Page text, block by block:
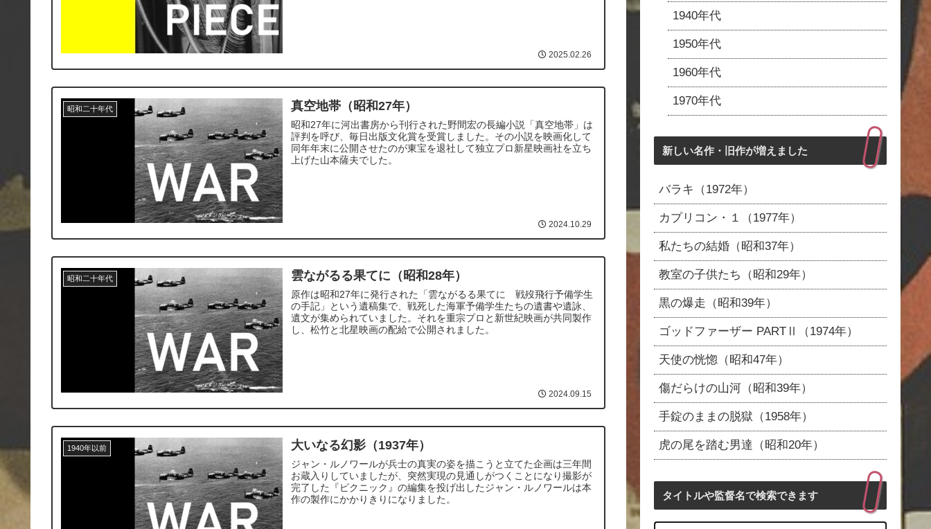
2025.02.26
昭和二十年代 真空地帯（昭和27年）
昭和27年に河出書房から刊行された野間宏の長編小説「真空地帯」は
評判を呼び、毎日出版文化賞を受賞しました。その小説を映画化して
同年年末に公開させたのが東宝を退社して独立プロ新星映画社を立ち
上げた山本薩夫でした。
2024.10.29
昭和二十年代 雲ながるる果てに（昭和28年）
原作は昭和27年に発行された「雲ながるる果てに 戦歿飛行予備学生
の手記」という遺稿集で、戦死した海軍予備学生たちの遺書や遺詠、
遺文が集められていました。それを重宗プロと新世紀映画が共同製作
し、松竹と北星映画の配給で公開されました。
2024.09.15
1940年以前 大いなる幻影（1937年）
ジャン・ルノワールが兵士の真実の姿を描こうと立てた企画は三年間
お蔵入りしていましたが、突然実現の見通しがつくことになり撮影が
完了した『ピクニック』の編集を投げ出したジャン・ルノワールは本
作の製作にかかりきりになりました。
1940年代
1950年代
1960年代
1970年代
新しい名作・旧作が増えました
バラキ（1972年）
カプリコン・１（1977年）
私たちの結婚（昭和37年）
教室の子供たち（昭和29年）
黒の爆走（昭和39年）
ゴッドファーザー PARTⅡ（1974年）
天使の恍惚（昭和47年）
傷だらけの山河（昭和39年）
手錠のままの脱獄（1958年）
虎の尾を踏む男達（昭和20年）
タイトルや監督名で検索できます